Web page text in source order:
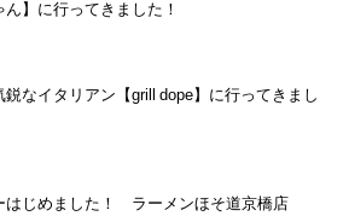
ん】に行ってきました！
鋭なイタリアン【grill dope】に行ってきまし
はじめました！ ラーメンほそ道京橋店